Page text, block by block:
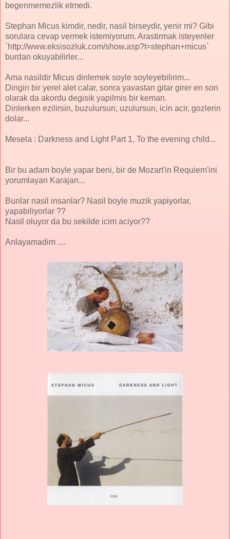
begenmemezlik etmedi.
Stephan Micus kimdir, nedir, nasil birseydir, yenir mi? Gibi
sorulara cevap vermek istemiyorum. Arastirmak isteyenler
`http://www.eksisozluk.com/show.asp?t=stephan+micus`
burdan okuyabilirler...
Ama nasildir Micus dinlemek soyle soyleyebilirim...
Dingin bir yerel alet calar, sonra yavastan gitar girer en son
olarak da akordu degisik yapilmis bir keman.
Dinlerken ezilirsin, buzulursun, uzulursun, icin acir, gozlerin
dolar...
Mesela : Darkness and Light Part 1, To the evening child...
Bir bu adam boyle yapar beni, bir de Mozart'in Requiem'ini
yorumlayan Karajan...
Bunlar nasil insanlar? Nasil boyle muzik yapiyorlar,
yapabiliyorlar ??
Nasil oluyor da bu sekilde icim aciyor??
Anlayamadim ....